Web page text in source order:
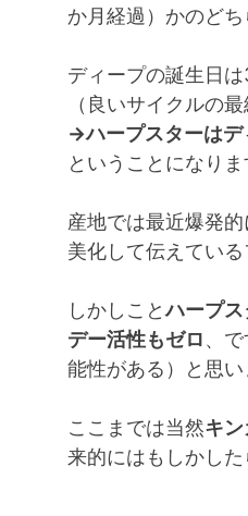
か月経過）かのどち
ディープの誕生日
（良いサイクルの
→ハープスターはデ
ということになりま
産地では最近爆発
美化して伝えてい
しかしことハープ
デー活性もゼロ、で
能性がある）と思い
ここまでは当然キン
来的にはもしかし